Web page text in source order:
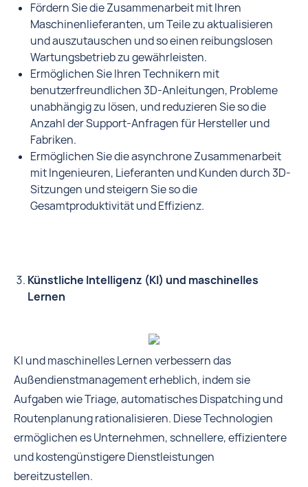
Fördern Sie die Zusammenarbeit mit Ihren
Maschinenlieferanten, um Teile zu aktualisieren
und auszutauschen und so einen reibungslosen
Wartungsbetrieb zu gewährleisten.
Ermöglichen Sie Ihren Technikern mit
benutzerfreundlichen 3D-Anleitungen, Probleme
unabhängig zu lösen, und reduzieren Sie so die
Anzahl der Support-Anfragen für Hersteller und
Fabriken.
Ermöglichen Sie die asynchrone Zusammenarbeit
mit Ingenieuren, Lieferanten und Kunden durch 3D-
Sitzungen und steigern Sie so die
Gesamtproduktivität und Effizienz.
Künstliche Intelligenz (KI) und maschinelles
Lernen
KI und maschinelles Lernen verbessern das
Außendienstmanagement erheblich, indem sie
Aufgaben wie Triage, automatisches Dispatching und
Routenplanung rationalisieren. Diese Technologien
ermöglichen es Unternehmen, schnellere, effizientere
und kostengünstigere Dienstleistungen
bereitzustellen.